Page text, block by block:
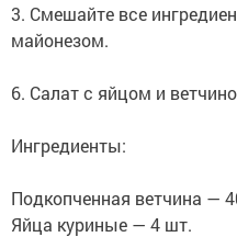
3. Cмешайте все
майонезом.
6. Салат с яйцом и
Ингредиенты:
Подкопченная ветчина —
Яйца куриные — 4 шт.